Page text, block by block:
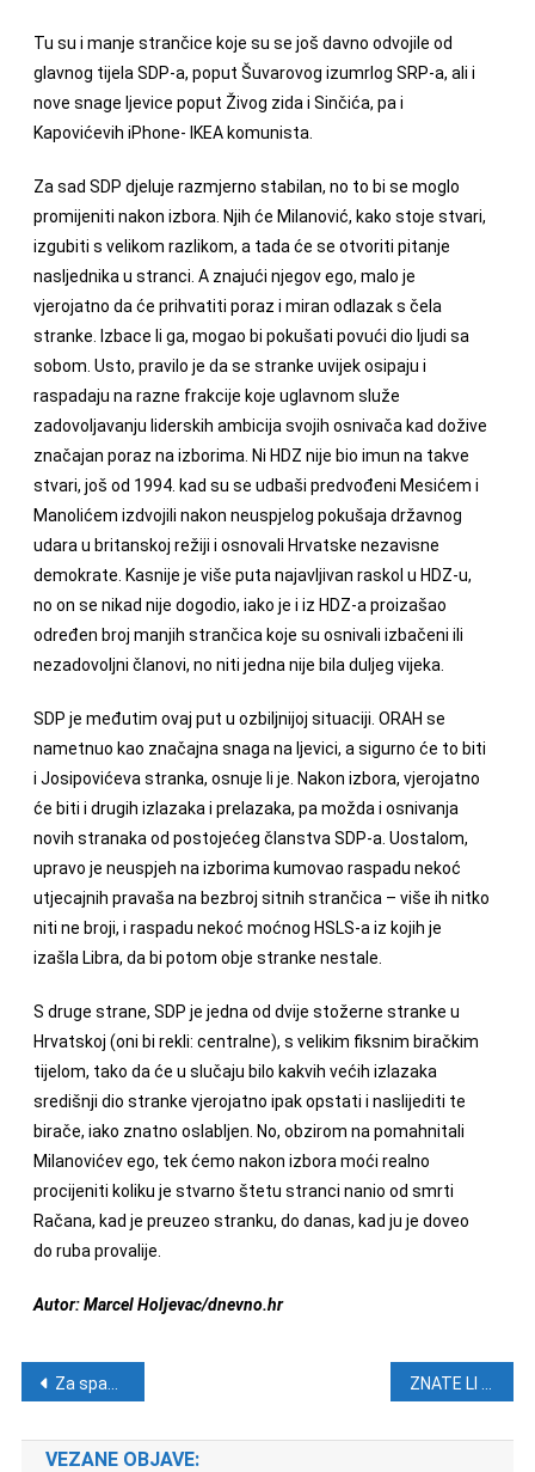
Tu su i manje strančice koje su se još davno odvojile od
glavnog tijela SDP-a, poput Šuvarovog izumrlog SRP-a, ali i
nove snage ljevice poput Živog zida i Sinčića, pa i
Kapovićevih iPhone- IKEA komunista.
Za sad SDP djeluje razmjerno stabilan, no to bi se moglo
promijeniti nakon izbora. Njih će Milanović, kako stoje stvari,
izgubiti s velikom razlikom, a tada će se otvoriti pitanje
nasljednika u stranci. A znajući njegov ego, malo je
vjerojatno da će prihvatiti poraz i miran odlazak s čela
stranke. Izbace li ga, mogao bi pokušati povući dio ljudi sa
sobom. Usto, pravilo je da se stranke uvijek osipaju i
raspadaju na razne frakcije koje uglavnom služe
zadovoljavanju liderskih ambicija svojih osnivača kad dožive
značajan poraz na izborima. Ni HDZ nije bio imun na takve
stvari, još od 1994. kad su se udbaši predvođeni Mesićem i
Manolićem izdvojili nakon neuspjelog pokušaja državnog
udara u britanskoj režiji i osnovali Hrvatske nezavisne
demokrate. Kasnije je više puta najavljivan raskol u HDZ-u,
no on se nikad nije dogodio, iako je i iz HDZ-a proizašao
određen broj manjih strančica koje su osnivali izbačeni ili
nezadovoljni članovi, no niti jedna nije bila duljeg vijeka.
SDP je međutim ovaj put u ozbiljnijoj situaciji. ORAH se
nametnuo kao značajna snaga na ljevici, a sigurno će to biti
i Josipovićeva stranka, osnuje li je. Nakon izbora, vjerojatno
će biti i drugih izlazaka i prelazaka, pa možda i osnivanja
novih stranaka od postojećeg članstva SDP-a. Uostalom,
upravo je neuspjeh na izborima kumovao raspadu nekoć
utjecajnih pravaša na bezbroj sitnih strančica – više ih nitko
niti ne broji, i raspadu nekoć moćnog HSLS-a iz kojih je
izašla Libra, da bi potom obje stranke nestale.
S druge strane, SDP je jedna od dvije stožerne stranke u
Hrvatskoj (oni bi rekli: centralne), s velikim fiksnim biračkim
tijelom, tako da će u slučaju bilo kakvih većih izlazaka
središnji dio stranke vjerojatno ipak opstati i naslijediti te
birače, iako znatno oslabljen. No, obzirom na pomahnitali
Milanovićev ego, tek ćemo nakon izbora moći realno
procijeniti koliku je stvarno štetu stranci nanio od smrti
Račana, kad je preuzeo stranku, do danas, kad ju je doveo
do ruba provalije.
Autor: Marcel Holjevac/dnevno.hr
Navigacija objava
Za spas škole od šuplje reforme
VEZANE OBJAVE: